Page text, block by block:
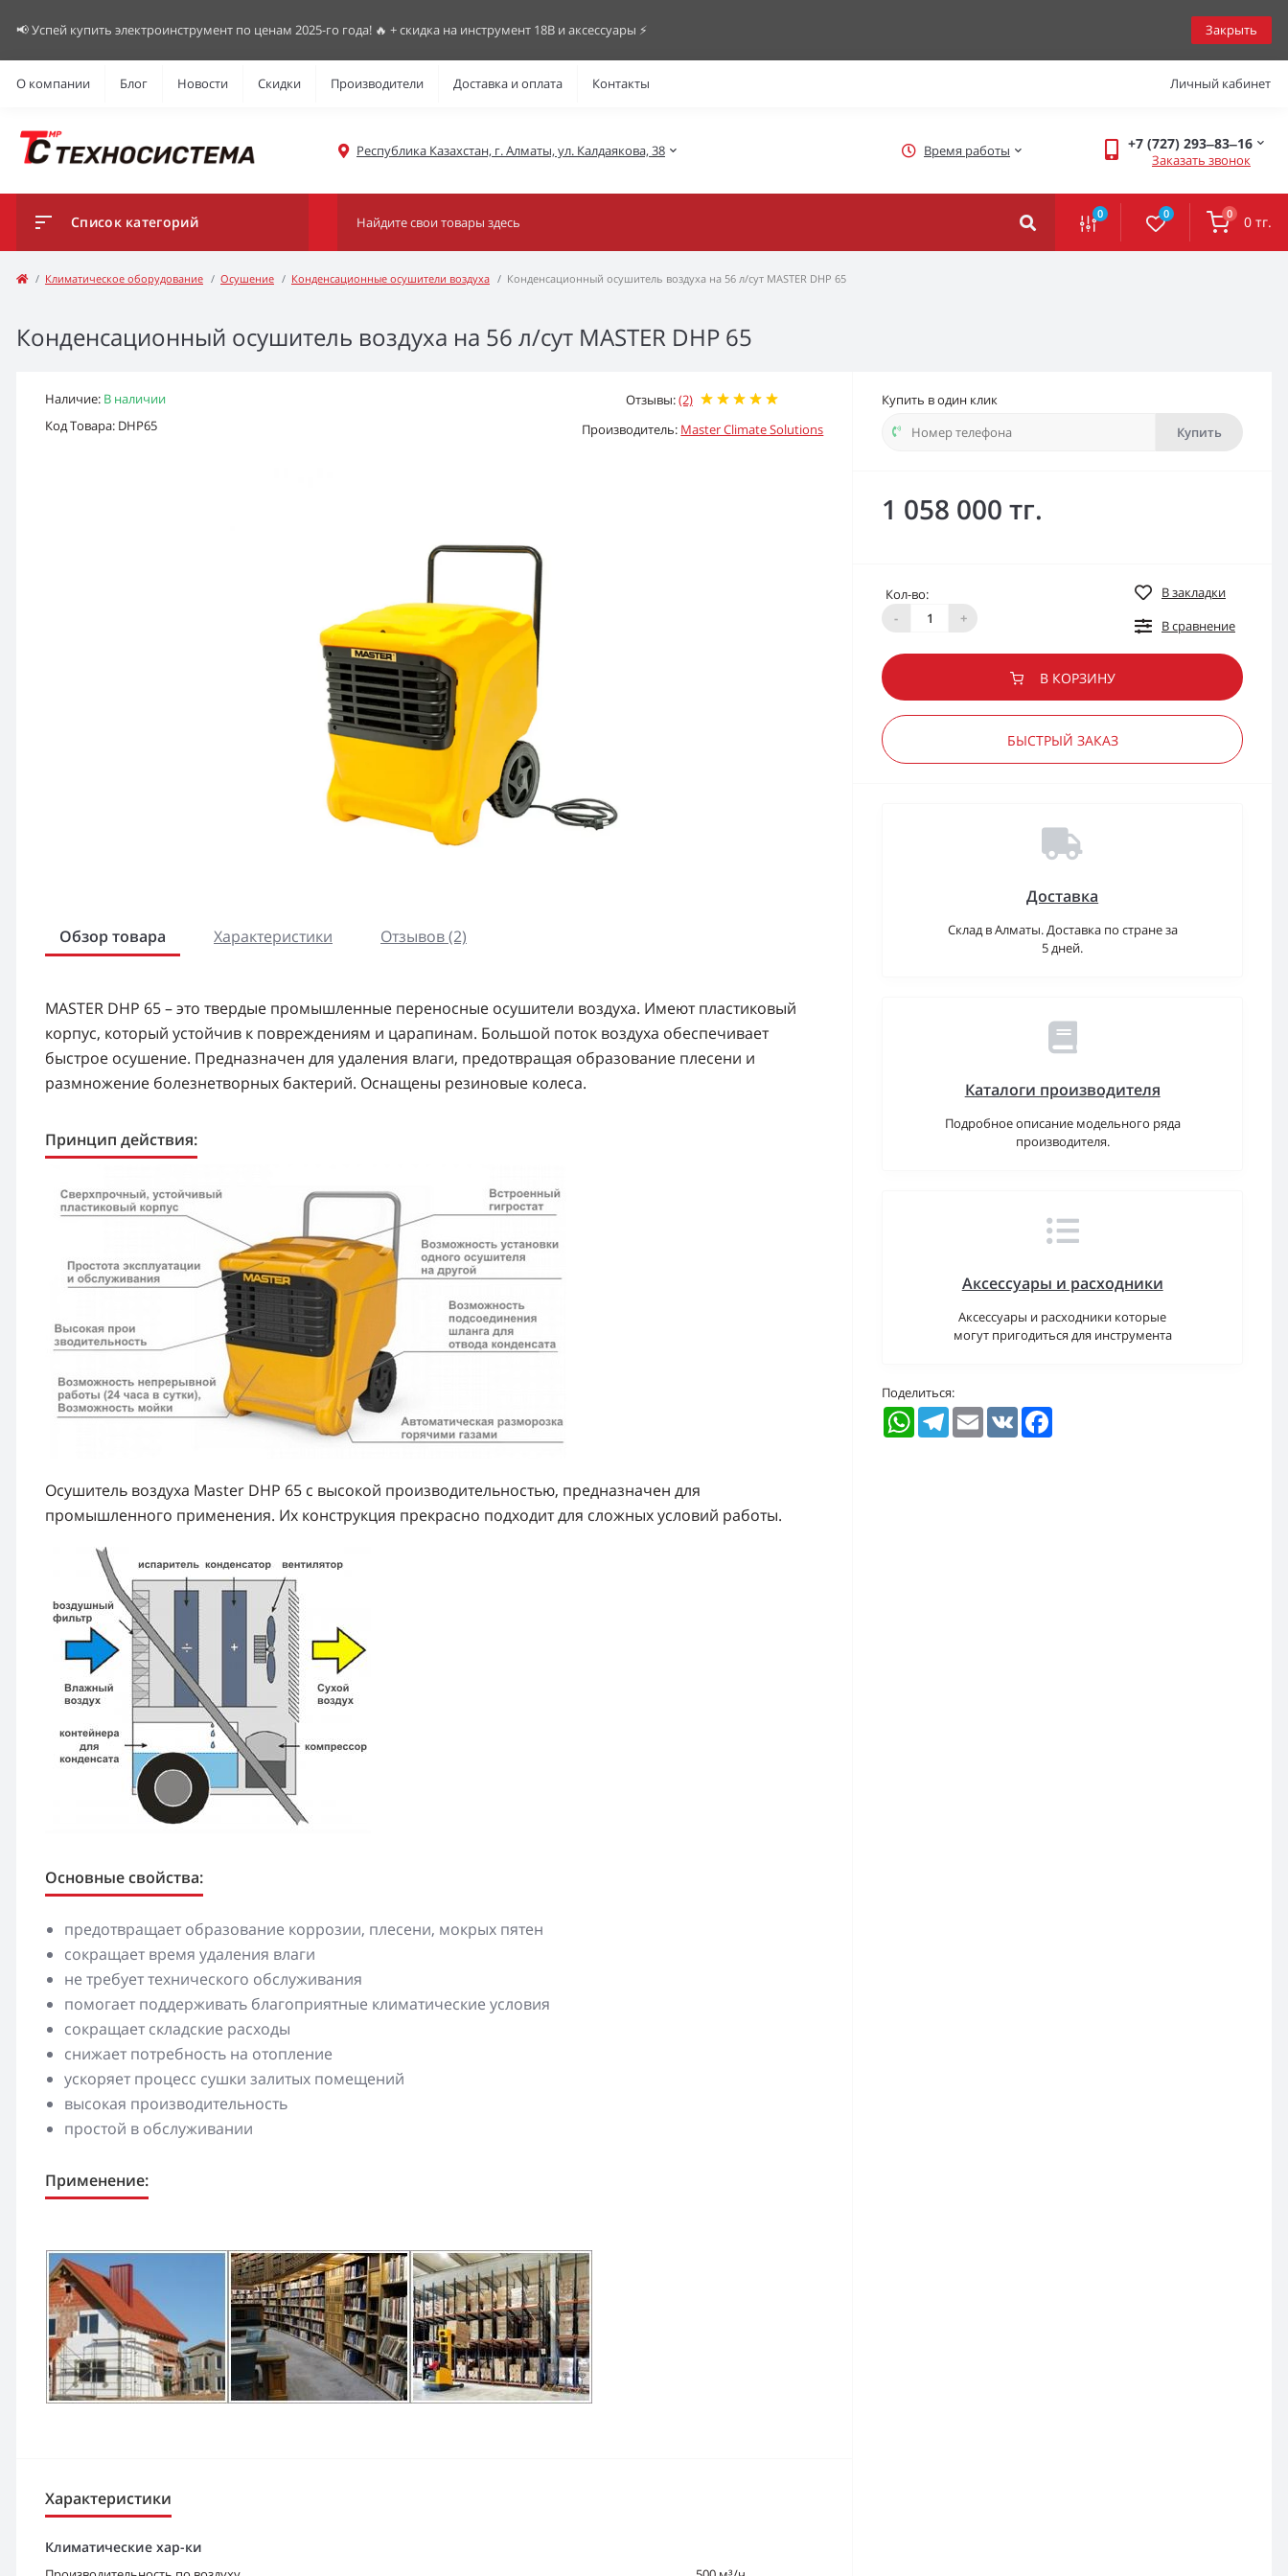
📢 Успей купить электроинструмент по ценам 2025-го года! 🔥 + скидка на инструмент 18В и аксессуары ⚡️ Закрыть
О компании Блог Новости Скидки Производители Доставка и оплата Контакты Личный кабинет
Республика Казахстан, г. Алматы, ул. Калдаякова, 38 Время работы +7 (727) 293‒83‒16
Заказать звонок
Список категорий 0 0 0 0 тг.
Климатическое оборудование Осушение Конденсационные осушители воздуха Конденсационный осушитель воздуха на 56 л/сут MASTER DHP 65
Конденсационный осушитель воздуха на 56 л/сут MASTER DHP 65
Наличие: В наличии
Код Товара: DHP65
Отзывы:(2)
Производитель: Master Climate Solutions
Обзор товара Характеристики Отзывов (2)
MASTER DHP 65 – это твердые промышленные переносные осушители воздуха. Имеют пластиковый
корпус, который устойчив к повреждениям и царапинам. Большой поток воздуха обеспечивает
быстрое осушение. Предназначен для удаления влаги, предотвращая образование плесени и
размножение болезнетворных бактерий. Оснащены резиновые колеса.
Принцип действия:
Осушитель воздуха Master DHP 65 с высокой производительностью, предназначен для
промышленного применения. Их конструкция прекрасно подходит для сложных условий работы.
Основные свойства:
предотвращает образование коррозии, плесени, мокрых пятен
сокращает время удаления влаги
не требует технического обслуживания
помогает поддерживать благоприятные климатические условия
сокращает складские расходы
снижает потребность на отопление
ускоряет процесс сушки залитых помещений
высокая производительность
простой в обслуживании
Применение:
Характеристики
Климатические хар-ки
Купить в один клик
Купить
1 058 000 тг.
Кол-во:
-
+
В закладки
В сравнение
В КОРЗИНУ
БЫСТРЫЙ ЗАКАЗ
Доставка
Склад в Алматы. Доставка по стране за
5 дней.
Каталоги производителя
Подробное описание модельного ряда
производителя.
Аксессуары и расходники
Аксессуары и расходники которые
могут пригодиться для инструмента
Поделиться:
WhatsAppTelegramEmail VK